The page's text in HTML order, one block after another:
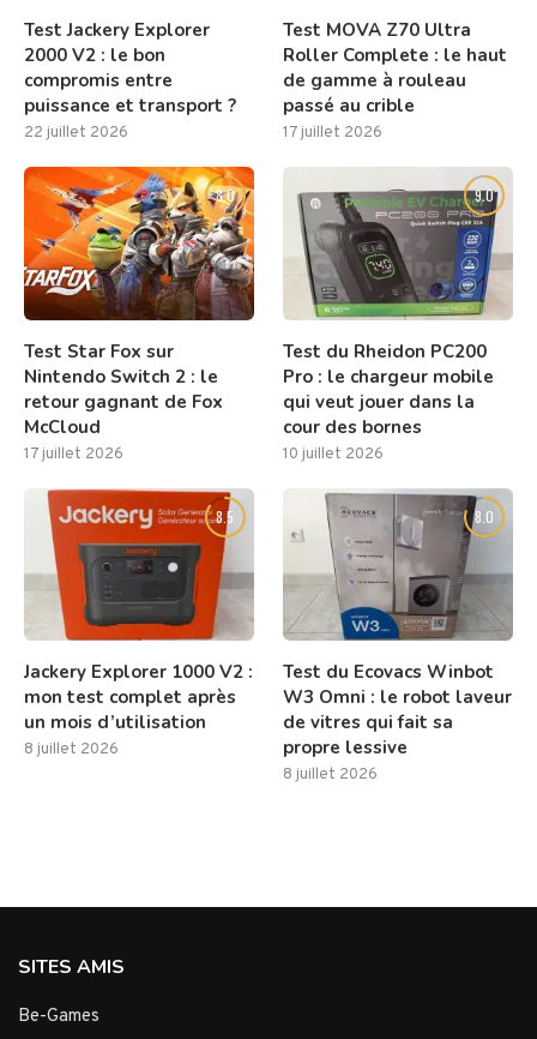
Test Jackery Explorer
2000 V2 : le bon
compromis entre
puissance et transport ?
22 juillet 2026
Test MOVA Z70 Ultra
Roller Complete : le haut
de gamme à rouleau
passé au crible
17 juillet 2026
8.0
Test Star Fox sur
Nintendo Switch 2 : le
retour gagnant de Fox
McCloud
17 juillet 2026
9.0
Test du Rheidon PC200
Pro : le chargeur mobile
qui veut jouer dans la
cour des bornes
10 juillet 2026
8.5
Jackery Explorer 1000 V2 :
mon test complet après
un mois d’utilisation
8 juillet 2026
8.0
Test du Ecovacs Winbot
W3 Omni : le robot laveur
de vitres qui fait sa
propre lessive
8 juillet 2026
SITES AMIS
Be-Games